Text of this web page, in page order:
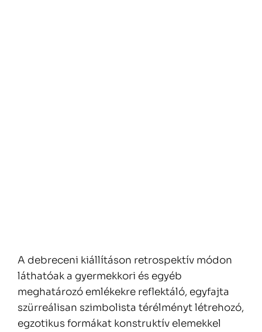
A debreceni kiállításon retrospektív módon
láthatóak a gyermekkori és egyéb
meghatározó emlékekre reflektáló, egyfajta
szürreálisan szimbolista térélményt létrehozó,
egzotikus formákat konstruktív elemekkel